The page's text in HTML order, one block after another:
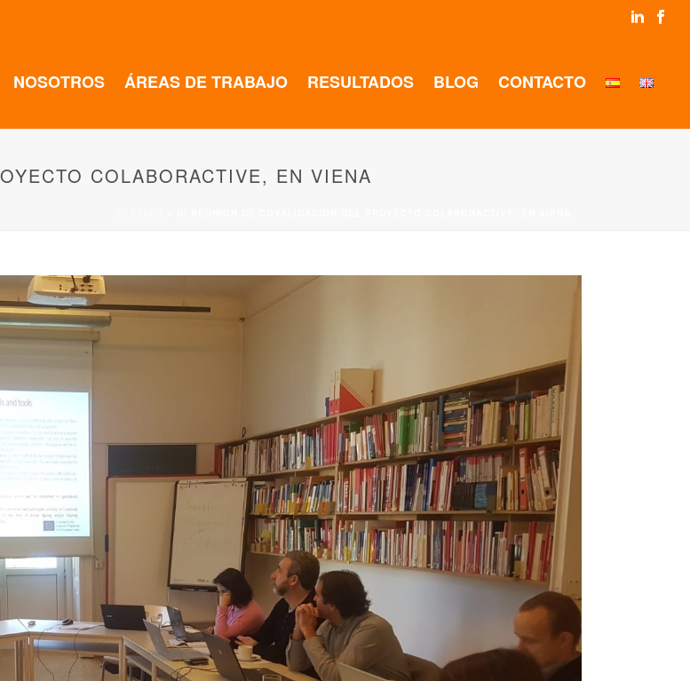
NOSOTROS ÁREAS DE TRABAJO RESULTADOS BLOG CONTACTO
COLABORACTIVE, EN VIENA